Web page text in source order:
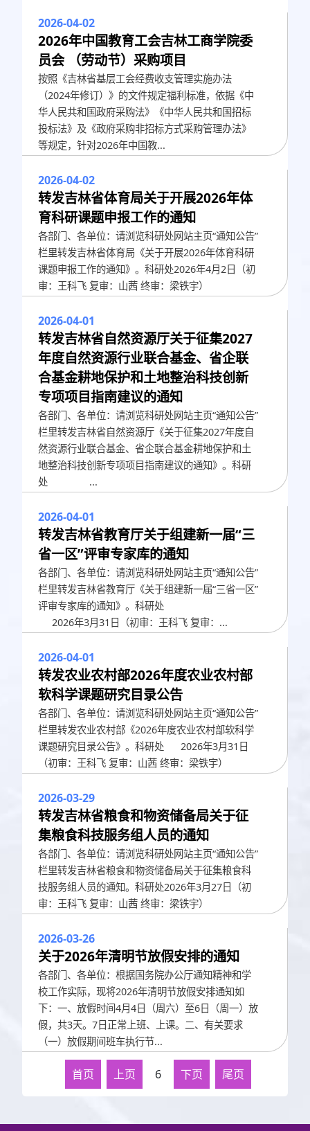
2026-04-02
2026年中国教育工会吉林工商学院委
员会 （劳动节）采购项目
按照《吉林省基层工会经费收支管理实施办法
（2024年修订）》的文件规定福利标准，依据《中
华人民共和国政府采购法》《中华人民共和国招标
投标法》及《政府采购非招标方式采购管理办法》
等规定，针对2026年中国教...
2026-04-02
转发吉林省体育局关于开展2026年体
育科研课题申报工作的通知
各部门、各单位：请浏览科研处网站主页“通知公告”
栏里转发吉林省体育局《关于开展2026年体育科研
课题申报工作的通知》。科研处2026年4月2日（初
审：王科飞 复审：山茜 终审：梁铁宇）
2026-04-01
转发吉林省自然资源厅关于征集2027
年度自然资源行业联合基金、省企联
合基金耕地保护和土地整治科技创新
专项项目指南建议的通知
各部门、各单位：请浏览科研处网站主页“通知公告”
栏里转发吉林省自然资源厅《关于征集2027年度自
然资源行业联合基金、省企联合基金耕地保护和土
地整治科技创新专项项目指南建议的通知》。科研
处 ...
2026-04-01
转发吉林省教育厅关于组建新一届“三
省一区”评审专家库的通知
各部门、各单位：请浏览科研处网站主页“通知公告”
栏里转发吉林省教育厅《关于组建新一届“三省一区”
评审专家库的通知》。科研处
2026年3月31日（初审：王科飞 复审：...
2026-04-01
转发农业农村部2026年度农业农村部
软科学课题研究目录公告
各部门、各单位：请浏览科研处网站主页“通知公告”
栏里转发农业农村部《2026年度农业农村部软科学
课题研究目录公告》。科研处 2026年3月31日
（初审：王科飞 复审：山茜 终审：梁铁宇）
2026-03-29
转发吉林省粮食和物资储备局关于征
集粮食科技服务组人员的通知
各部门、各单位：请浏览科研处网站主页“通知公告”
栏里转发吉林省粮食和物资储备局关于征集粮食科
技服务组人员的通知。科研处2026年3月27日（初
审：王科飞 复审：山茜 终审：梁铁宇）
2026-03-26
关于2026年清明节放假安排的通知
各部门、各单位：根据国务院办公厅通知精神和学
校工作实际，现将2026年清明节放假安排通知如
下：一、放假时间4月4日（周六）至6日（周一）放
假，共3天。7日正常上班、上课。二、有关要求
（一）放假期间班车执行节...
首页 上页 6 下页 尾页